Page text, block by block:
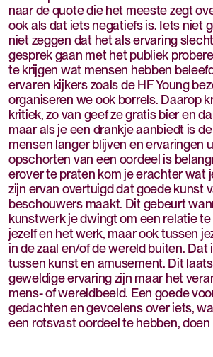
naar de quote die het meeste zegt
ook als dat iets negatiefs is. Iets niet
niet zeggen dat het als ervaring
gesprek gaan met het publiek
te krijgen wat mensen hebben
ervaren kijkers zoals de HF Young
organiseren we ook borrels. Daarop
kritiek, zo van geef ze gratis bier en
maar als je een drankje aanbiedt is
mensen langer blijven en ervaringen
opschorten van een oordeel is
erover te praten kom je erachter wat
zijn ervan overtuigd dat goede kunst
beschouwers maakt. Dit gebeurt
kunstwerk je dwingt om een relatie
jezelf en het werk, maar ook tussen
in de zaal en/of de wereld buiten. Dat
tussen kunst en amusement. Dit
geweldige ervaring zijn maar het
mens- of wereldbeeld. Een goede
gedachten en gevoelens over iets,
een rotsvast oordeel te hebben, doen